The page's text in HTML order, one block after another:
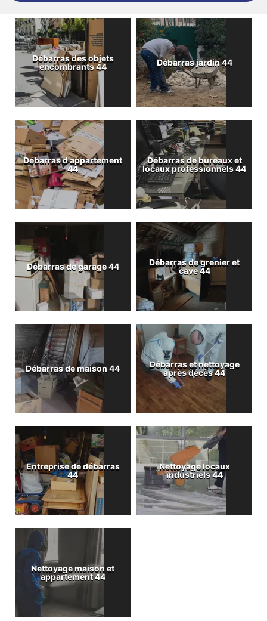
Débarras des objets
encombrants 44
Débarras jardin 44
Débarras d'appartement
44
Débarras de bureaux et
locaux professionnels 44
Débarras de garage 44
Débarras de grenier et
cave 44
Débarras de maison 44
Débarras et nettoyage
après décès 44
Entreprise de débarras
44
Nettoyage locaux
industriels 44
Nettoyage maison et
appartement 44